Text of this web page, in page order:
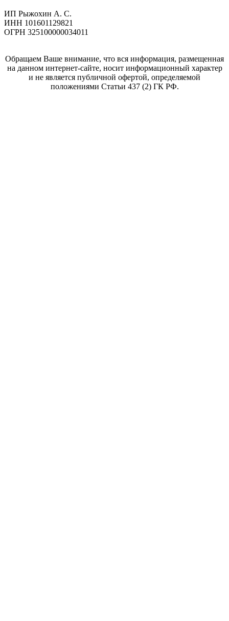
ИП Рыжохин А. С.
ИНН 101601129821
ОГРН 325100000034011
Обращаем Ваше внимание, что вся информация, размещенная
на данном интернет-сайте, носит информационный характер
и не является публичной офертой, определяемой
положениями Статьи 437 (2) ГК РФ.